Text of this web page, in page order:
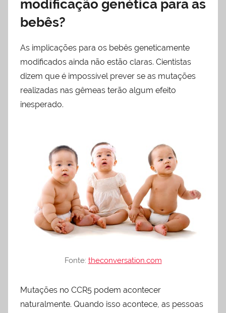
modificação genética para as
bebês?
As implicações para os bebês geneticamente
modificados ainda não estão claras. Cientistas
dizem que é impossível prever se as mutações
realizadas nas gêmeas terão algum efeito
inesperado.
Fonte: theconversation.com
Mutações no CCR5 podem acontecer
naturalmente. Quando isso acontece, as pessoas